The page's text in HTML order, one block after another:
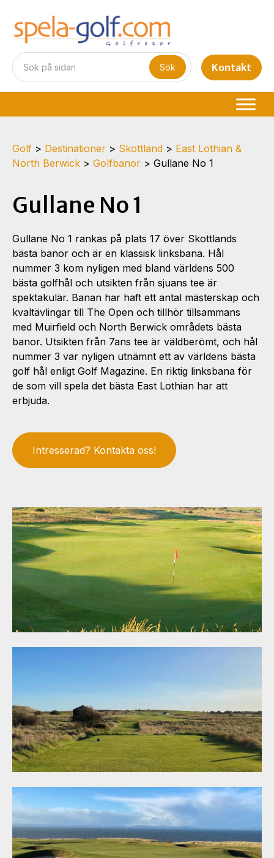
Kontakt
Golf > Destinationer > Skottland > East Lothian &
North Berwick > Golfbanor > Gullane No 1
Gullane No 1
Gullane No 1 rankas på plats 17 över Skottlands
bästa banor och är en klassisk linksbana. Hål
nummer 3 kom nyligen med bland världens 500
bästa golfhål och utsikten från sjuans tee är
spektakulär. Banan har haft ett antal mästerskap och
kvaltävlingar till The Open och tillhör tillsammans
med Muirfield och North Berwick områdets bästa
banor. Utsikten från 7ans tee är väldberömt, och hål
nummer 3 var nyligen utnämnt ett av världens bästa
golf hål enligt Golf Magazine. En riktig linksbana för
de som vill spela det bästa East Lothian har att
erbjuda.
Intresserad? Kontakta oss!